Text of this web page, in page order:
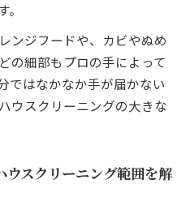
ンジフードや、カビやぬめ
の細部もプロの手によって
ではなかなか手が届かない
ウスクリーニングの大きな
ウスクリーニング範囲を解